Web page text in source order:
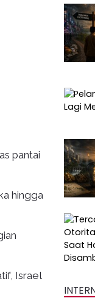
pantai
hingga
Israel